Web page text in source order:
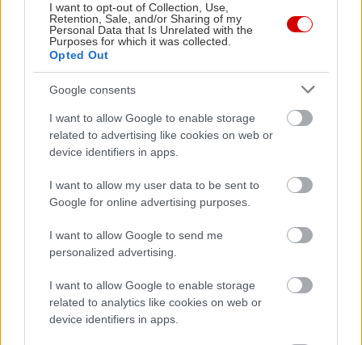
I want to opt-out of Collection, Use,
Retention, Sale, and/or Sharing of my
Personal Data that Is Unrelated with the
Purposes for which it was collected.
Opted Out
Google consents
I want to allow Google to enable storage
related to advertising like cookies on web or
device identifiers in apps.
I want to allow my user data to be sent to
Google for online advertising purposes.
I want to allow Google to send me
personalized advertising.
I want to allow Google to enable storage
related to analytics like cookies on web or
device identifiers in apps.
4ετής κρουαζιέρα για όσους θέλουν να…
άλλους να
PODCASTS